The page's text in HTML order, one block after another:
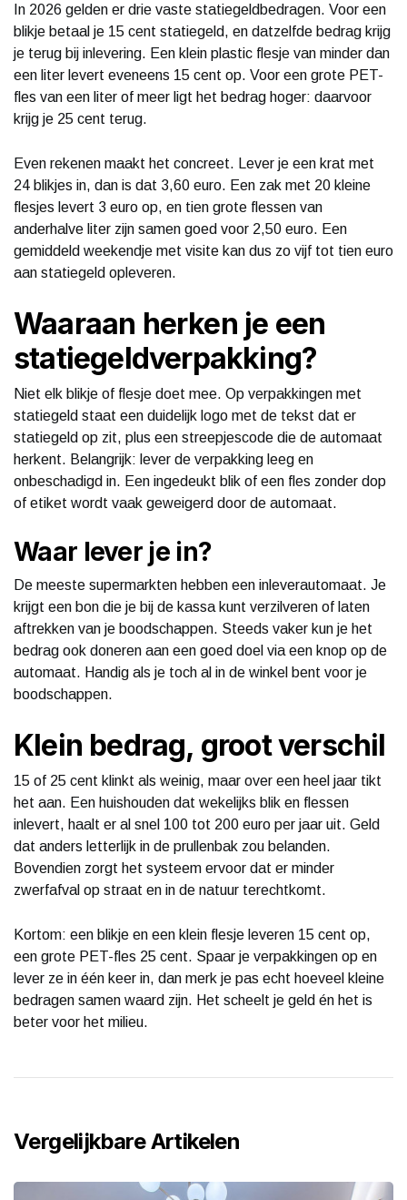
In 2026 gelden er drie vaste statiegeldbedragen. Voor een
blikje betaal je 15 cent statiegeld, en datzelfde bedrag krijg
je terug bij inlevering. Een klein plastic flesje van minder dan
een liter levert eveneens 15 cent op. Voor een grote PET-
fles van een liter of meer ligt het bedrag hoger: daarvoor
krijg je 25 cent terug.
Even rekenen maakt het concreet. Lever je een krat met
24 blikjes in, dan is dat 3,60 euro. Een zak met 20 kleine
flesjes levert 3 euro op, en tien grote flessen van
anderhalve liter zijn samen goed voor 2,50 euro. Een
gemiddeld weekendje met visite kan dus zo vijf tot tien euro
aan statiegeld opleveren.
Waaraan herken je een
statiegeldverpakking?
Niet elk blikje of flesje doet mee. Op verpakkingen met
statiegeld staat een duidelijk logo met de tekst dat er
statiegeld op zit, plus een streepjescode die de automaat
herkent. Belangrijk: lever de verpakking leeg en
onbeschadigd in. Een ingedeukt blik of een fles zonder dop
of etiket wordt vaak geweigerd door de automaat.
Waar lever je in?
De meeste supermarkten hebben een inleverautomaat. Je
krijgt een bon die je bij de kassa kunt verzilveren of laten
aftrekken van je boodschappen. Steeds vaker kun je het
bedrag ook doneren aan een goed doel via een knop op de
automaat. Handig als je toch al in de winkel bent voor je
boodschappen.
Klein bedrag, groot verschil
15 of 25 cent klinkt als weinig, maar over een heel jaar tikt
het aan. Een huishouden dat wekelijks blik en flessen
inlevert, haalt er al snel 100 tot 200 euro per jaar uit. Geld
dat anders letterlijk in de prullenbak zou belanden.
Bovendien zorgt het systeem ervoor dat er minder
zwerfafval op straat en in de natuur terechtkomt.
Kortom: een blikje en een klein flesje leveren 15 cent op,
een grote PET-fles 25 cent. Spaar je verpakkingen op en
lever ze in één keer in, dan merk je pas echt hoeveel kleine
bedragen samen waard zijn. Het scheelt je geld én het is
beter voor het milieu.
Vergelijkbare Artikelen